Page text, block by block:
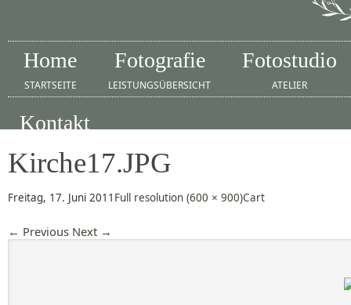
Home
STARTSEITE
Fotografie
LEISTUNGSÜBERSICHT
Fotostudio
ATELIER
Kontakt
Kirche17.JPG
Freitag, 17. Juni 2011 Full resolution (600 × 900)Cart
← Previous Next →